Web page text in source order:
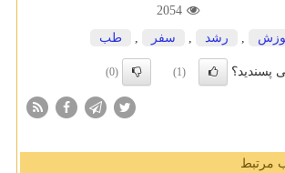
2054
, رشد , سفر , طب
پسندید؟ (1)
(0)
مرتبط